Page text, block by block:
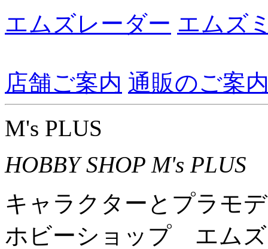
エムズレーダー エムズ
店舗ご案内 通販のご案
M's PLUS
HOBBY SHOP M's PLUS
キャラクターとプラモ
ホビーショップ エム